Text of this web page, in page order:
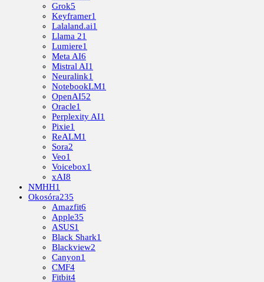
Grok5
Keyframer1
Lalaland.ai1
Llama 21
Lumiere1
Meta AI6
Mistral AI1
Neuralink1
NotebookLM1
OpenAI52
Oracle1
Perplexity AI1
Pixie1
ReALM1
Sora2
Veo1
Voicebox1
xAI8
NMHH1
Okosóra235
Amazfit6
Apple35
ASUS1
Black Shark1
Blackview2
Canyon1
CMF4
Fitbit4